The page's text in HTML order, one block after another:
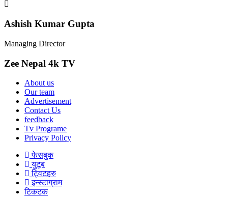
Ashish Kumar Gupta
Managing Director
Zee Nepal 4k TV
About us
Our team
Advertisement
Contact Us
feedback
Tv Programe
Privacy Policy
फेसबुक
युटूब
ट्विटहरु
इन्स्टाग्राम
टिकटक